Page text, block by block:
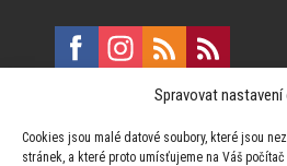
Spravovat
Cookies jsou malé datové soubory, které jsou
stránek, a které proto umísťujeme na Váš
Vinohradská 190, 130 00 Praha 3